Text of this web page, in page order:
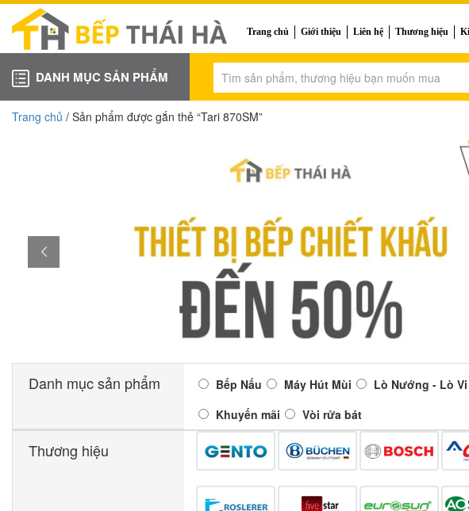
Trang chủ Giới thiệu Liên hệ Thương hiệu
DANH MỤC SẢN PHẨM
Trang chủ / Sản phẩm được gắn thẻ “Tari 870SM”
Danh mục sản phẩm Bếp Nấu Máy Hút Mùi Lò Nướng - Lò
Khuyến mãi
Vòi rửa bát
Thương hiệu